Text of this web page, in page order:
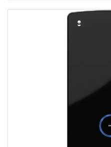
verrouillés ou
utilisation simplifiée.
d'alimentation, l'installation
est rapide et peut être
L'application de
et iOS, rend la mise en
interface intuitive fournit
pour garantir une
de recharge ABL
version Controller, avec
en version Extender pour